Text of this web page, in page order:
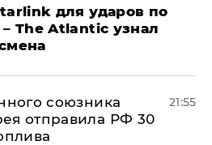
для ударов по
The Atlantic узнал
союзника
отправила РФ 30
21:55